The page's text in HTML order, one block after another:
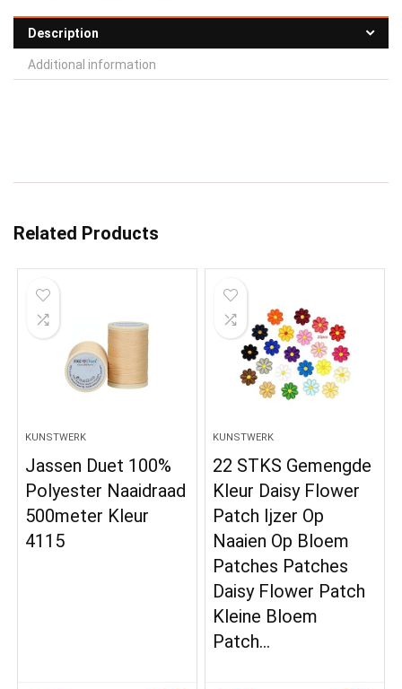
Description
Additional information
Related Products
KUNSTWERK
Jassen Duet 100%
Polyester Naaidraad
500meter Kleur
4115
KUNSTWERK
22 STKS Gemengde
Kleur Daisy Flower
Patch Ijzer Op
Naaien Op Bloem
Patches Patches
Daisy Flower Patch
Kleine Bloem
Patch…